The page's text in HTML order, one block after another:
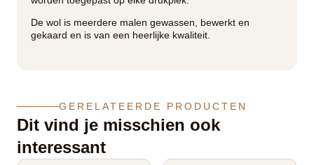
De wol is meerdere malen gewassen, bewerkt en
gekaard en is van een heerlijke kwaliteit.
GERELATEERDE PRODUCTEN
Dit vind je misschien ook
interessant